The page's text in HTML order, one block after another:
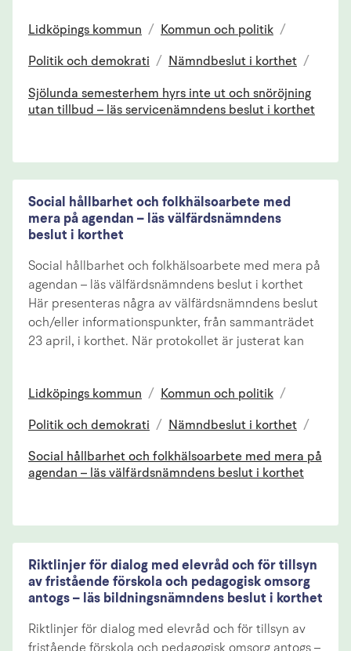
Lidköpings kommun / Kommun och politik /
Politik och demokrati / Nämndbeslut i korthet /
Sjölunda semesterhem hyrs inte ut och snöröjning
utan tillbud – läs servicenämndens beslut i korthet
Social hållbarhet och folkhälsoarbete med
mera på agendan – läs välfärdsnämndens
beslut i korthet
Social hållbarhet och folkhälsoarbete med mera på
agendan – läs välfärdsnämndens beslut i korthet
Här presenteras några av välfärdsnämndens beslut
och/eller informationspunkter, från sammanträdet
23 april, i korthet. När protokollet är justerat kan
Lidköpings kommun / Kommun och politik /
Politik och demokrati / Nämndbeslut i korthet /
Social hållbarhet och folkhälsoarbete med mera på
agendan – läs välfärdsnämndens beslut i korthet
Riktlinjer för dialog med elevråd och för tillsyn
av fristående förskola och pedagogisk omsorg
antogs – läs bildningsnämndens beslut i korthet
Riktlinjer för dialog med elevråd och för tillsyn av